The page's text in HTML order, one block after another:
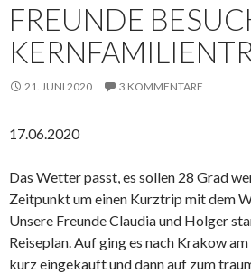
FREUNDE
21. JUNI 2020 3 KOMMENTARE
17.06.2020
Das Wetter passt, es sollen 28 Grad
Zeitpunkt um einen Kurztrip mit dem
Unsere Freunde Claudia und Holger
Reiseplan. Auf ging es nach Krakow
kurz eingekauft und dann auf zum